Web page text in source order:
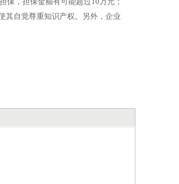
自觉尊重知识产权。另外，企业